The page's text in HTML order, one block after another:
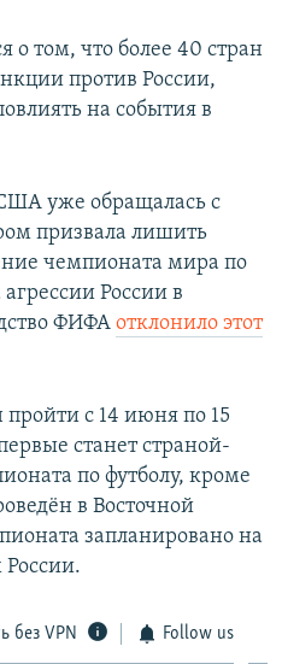
о том, что более 40 стран
против России,
на события в
уже обращалась с
призвала лишить
чемпионата мира по
агрессии России в
ФИФА отклонило этот
с 14 июня по 15
станет страной-
по футболу, кроме
в Восточной
запланировано на
России.
без VPN Follow us